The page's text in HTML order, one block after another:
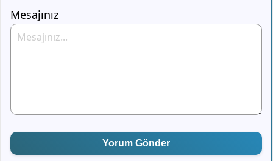
Mesajınız
Yorum Gönder